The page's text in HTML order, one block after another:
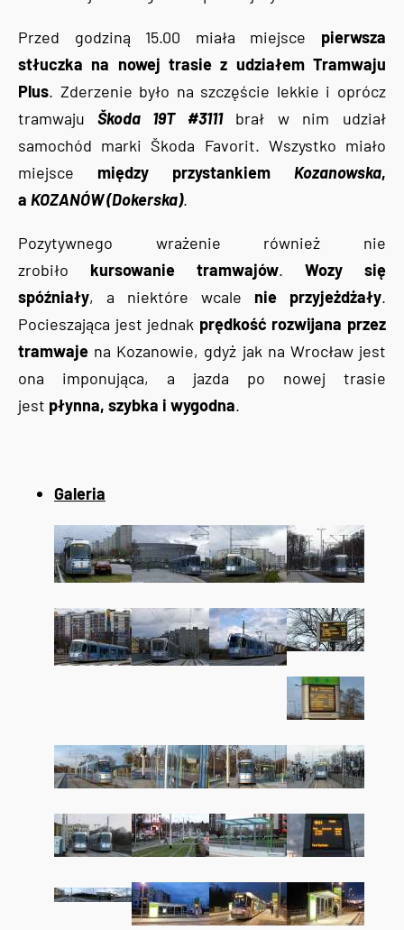
Przed godziną 15.00 miała miejsce pierwsza
stłuczka na nowej trasie z udziałem Tramwaju
Plus. Zderzenie było na szczęście lekkie i oprócz
tramwaju Škoda 19T #3111brał w nim udział
samochód marki Škoda Favorit. Wszystko miało
miejsce między przystankiem Kozanowska,
a KOZANÓW (Dokerska).
Pozytywnego wrażenie również nie
zrobiło kursowanie tramwajów. Wozy się
spóźniały, a niektóre wcale nie przyjeżdżały.
Pocieszająca jest jednak prędkość rozwijana przez
tramwaje na Kozanowie, gdyż jak na Wrocław jest
ona imponująca, a jazda po nowej trasie
jest płynna, szybka i wygodna.
Galeria